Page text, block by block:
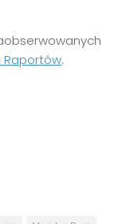
Raportów.